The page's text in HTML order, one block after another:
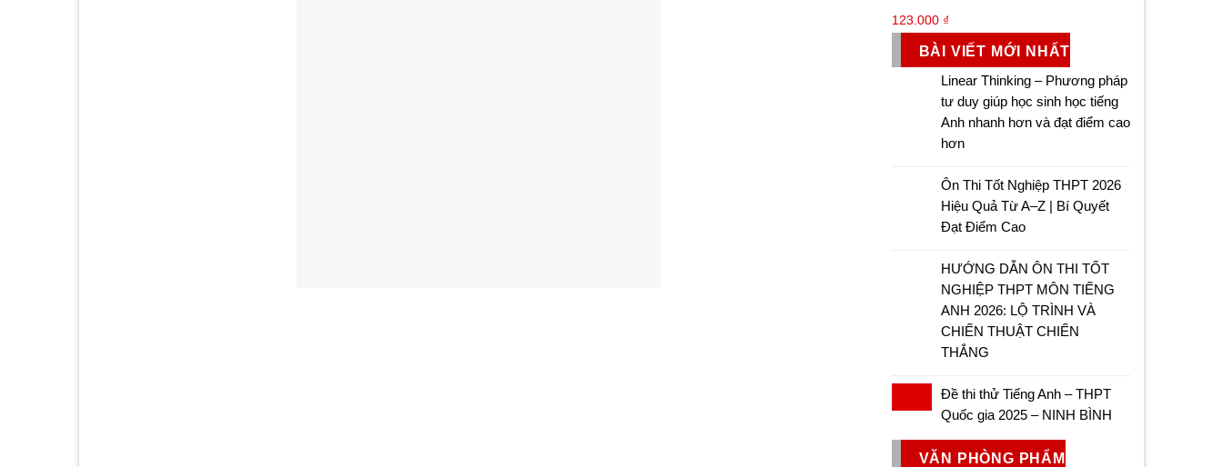
123.000 ₫
BÀI VIẾT MỚI NHẤT
Linear Thinking – Phương pháp
tư duy giúp học sinh học tiếng
Anh nhanh hơn và đạt điểm cao
hơn
Ôn Thi Tốt Nghiệp THPT 2026
Hiệu Quả Từ A–Z | Bí Quyết
Đạt Điểm Cao
HƯỚNG DẪN ÔN THI TỐT
NGHIỆP THPT MÔN TIẾNG
ANH 2026: LỘ TRÌNH VÀ
CHIẾN THUẬT CHIẾN
THẮNG
Đề thi thử Tiếng Anh – THPT
Quốc gia 2025 – NINH BÌNH
VĂN PHÒNG PHẨM